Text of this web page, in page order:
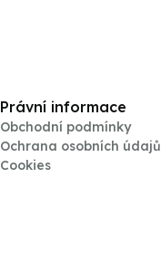
Právní informace
Obchodní podmínky
Ochrana osobních údajů
Cookies